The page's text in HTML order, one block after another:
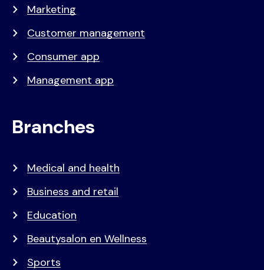
Marketing
Customer management
Consumer app
Management app
Branches
Medical and health
Business and retail
Education
Beautysalon en Wellness
Sports